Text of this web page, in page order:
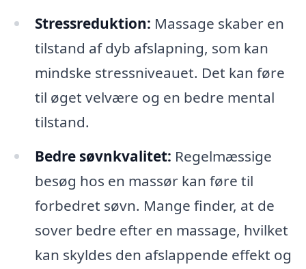
Stressreduktion: Massage skaber en
tilstand af dyb afslapning, som kan
mindske stressniveauet. Det kan føre
til øget velvære og en bedre mental
tilstand.
Bedre søvnkvalitet: Regelmæssige
besøg hos en massør kan føre til
forbedret søvn. Mange finder, at de
sover bedre efter en massage, hvilket
kan skyldes den afslappende effekt og